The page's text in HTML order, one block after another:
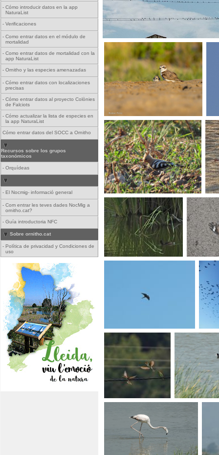
- Cómo introducir datos en la app
NaturaList
- Verificaciones
- Como entrar datos en el módulo de
mortalidad
- Como entrar datos de mortalidad con la
app NaturaList
- Ornitho y las especies amenazadas
- Cómo entrar datos con localizaciones
precisas
- Cómo entrar datos al proyecto Colònies
de Falciots
- Cómo actualizar la lista de especies en
la app NaturaList
Cómo entrar datos del SOCC a Ornitho
Recursos sobre los grupos
taxonómicos
- Orquídeas
- El Nocmig- informació general
- Com entrar les teves dades NocMig a
ornitho.cat?
- Guía introductoria NFC
Sobre ornitho.cat
- Política de privacidad y Condiciones de
uso